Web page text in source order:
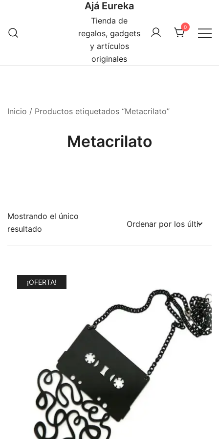
contenido
Ajá Eureka
Tienda de
regalos, gadgets
y artículos
originales
0
Inicio / Productos etiquetados “Metacrilato”
Metacrilato
Mostrando el único
resultado
¡OFERTA!